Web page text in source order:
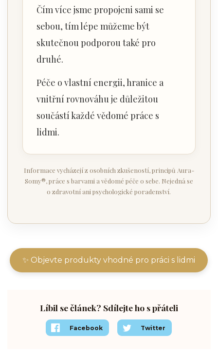
Čím více jsme propojeni sami se
sebou, tím lépe můžeme být
skutečnou podporou také pro
druhé.
Péče o vlastní energii, hranice a
vnitřní rovnováhu je důležitou
součástí každé vědomé práce s
lidmi.
Informace vycházejí z osobních zkušeností, principů Aura-
Somy®, práce s barvami a vědomé péče o sebe. Nejedná se
o zdravotní ani psychologické poradenství.
✨ Objevte produkty vhodné pro práci s lidmi
Líbil se článek? Sdílejte ho s přáteli
Facebook Twitter